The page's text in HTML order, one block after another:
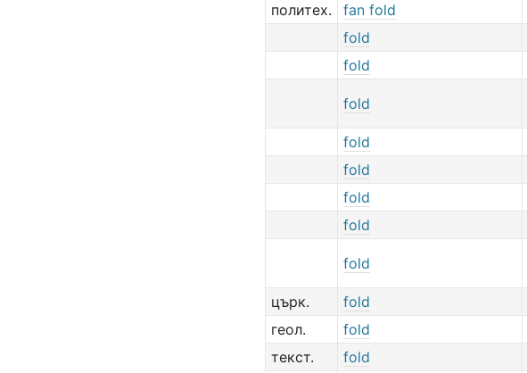
политех.
fan fold
fold
fold
fold
fold
fold
fold
fold
fold
църк.
fold
геол.
fold
текст.
fold